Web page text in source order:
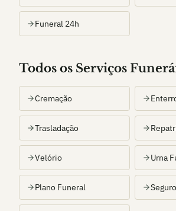
Funeral 24h
Todos os Serviços
Cremação
Trasladação
Velório Urna
Plano Funeral